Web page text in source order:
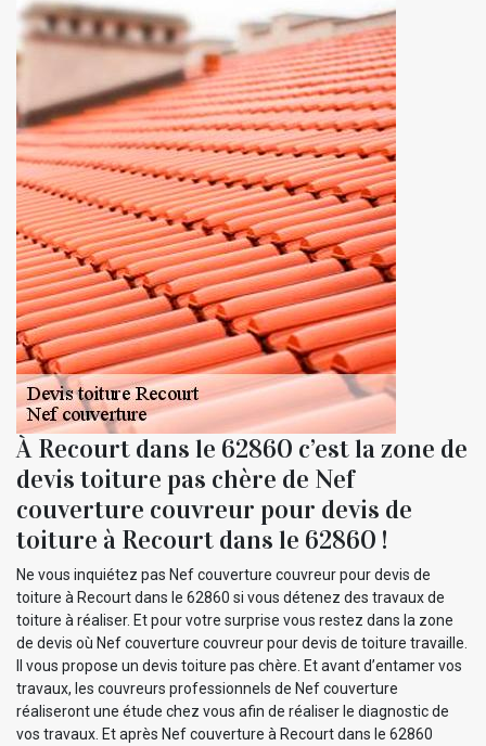
À Recourt dans le 62860 c’est la zone de
devis toiture pas chère de Nef
couverture couvreur pour devis de
toiture à Recourt dans le 62860 !
Ne vous inquiétez pas Nef couverture couvreur pour devis de
toiture à Recourt dans le 62860 si vous détenez des travaux de
toiture à réaliser. Et pour votre surprise vous restez dans la zone
de devis où Nef couverture couvreur pour devis de toiture travaille.
Il vous propose un devis toiture pas chère. Et avant d’entamer vos
travaux, les couvreurs professionnels de Nef couverture
réaliseront une étude chez vous afin de réaliser le diagnostic de
vos travaux. Et après Nef couverture à Recourt dans le 62860